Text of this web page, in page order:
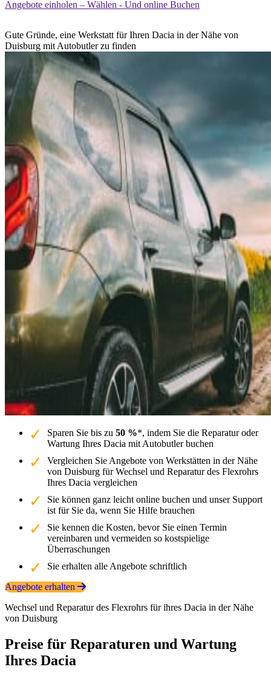
Angebote einholen – Wählen - Und online Buchen
Gute Gründe, eine Werkstatt für Ihren Dacia in der Nähe von
Duisburg mit Autobutler zu finden
Sparen Sie bis zu 50 %*, indem Sie die Reparatur oder
Wartung Ihres Dacia mit Autobutler buchen
Vergleichen Sie Angebote von Werkstätten in der Nähe
von Duisburg für Wechsel und Reparatur des Flexrohrs
Ihres Dacia vergleichen
Sie können ganz leicht online buchen und unser Support
ist für Sie da, wenn Sie Hilfe brauchen
Sie kennen die Kosten, bevor Sie einen Termin
vereinbaren und vermeiden so kostspielige
Überraschungen
Sie erhalten alle Angebote schriftlich
Angebote erhalten
Wechsel und Reparatur des Flexrohrs für ihres Dacia in der Nähe
von Duisburg
Preise für Reparaturen und Wartung
Ihres Dacia